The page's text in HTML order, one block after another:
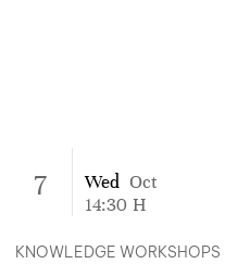
7 Wed Oct
14:30 H
KNOWLEDGE WORKSHOPS